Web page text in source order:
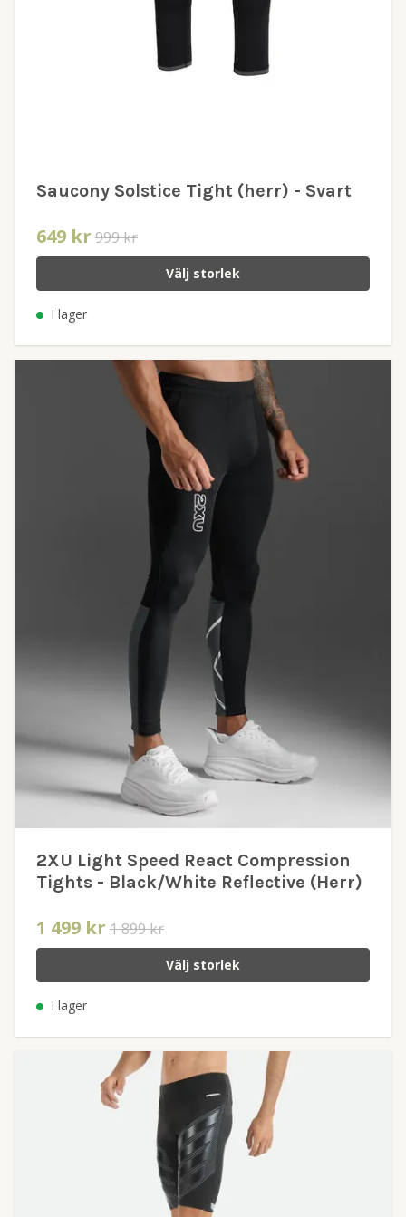
Saucony Solstice Tight (herr) - Svart
649 kr 999 kr
Välj storlek
I lager
2XU Light Speed React Compression
Tights - Black/White Reflective (Herr)
1 499 kr 1 899 kr
Välj storlek
I lager